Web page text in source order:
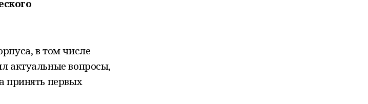
в том числе
актуальные вопросы,
принять первых